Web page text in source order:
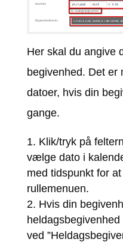
Her skal du angive
begivenhed. Det er
datoer, hvis din
gange.
Klik/tryk på
vælge dato i
med tidspunkt for
rullemenuen.
Hvis din
ved